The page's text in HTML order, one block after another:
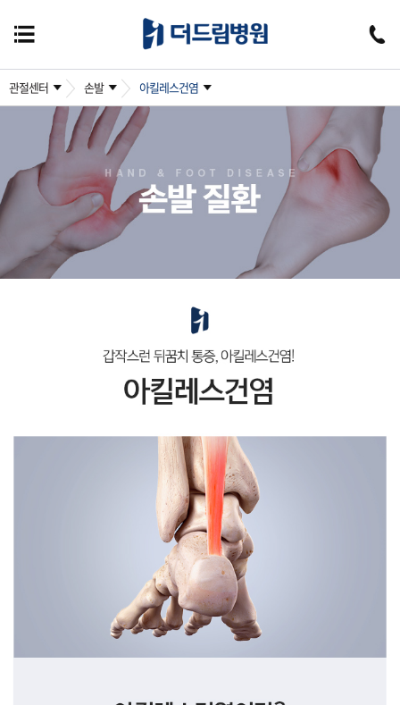
관절센터 손발 아킬레스건염